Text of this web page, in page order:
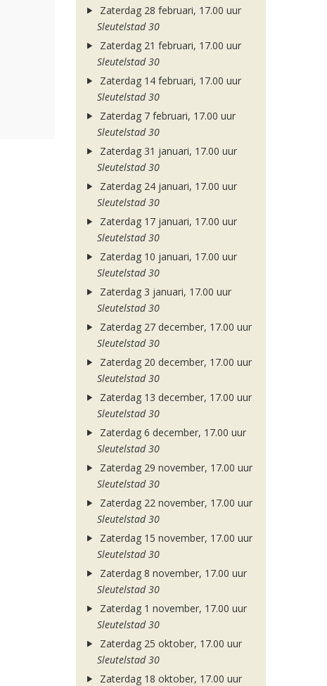
Zaterdag 28 februari, 17.00 uur
Sleutelstad 30
Zaterdag 21 februari, 17.00 uur
Sleutelstad 30
Zaterdag 14 februari, 17.00 uur
Sleutelstad 30
Zaterdag 7 februari, 17.00 uur
Sleutelstad 30
Zaterdag 31 januari, 17.00 uur
Sleutelstad 30
Zaterdag 24 januari, 17.00 uur
Sleutelstad 30
Zaterdag 17 januari, 17.00 uur
Sleutelstad 30
Zaterdag 10 januari, 17.00 uur
Sleutelstad 30
Zaterdag 3 januari, 17.00 uur
Sleutelstad 30
Zaterdag 27 december, 17.00 uur
Sleutelstad 30
Zaterdag 20 december, 17.00 uur
Sleutelstad 30
Zaterdag 13 december, 17.00 uur
Sleutelstad 30
Zaterdag 6 december, 17.00 uur
Sleutelstad 30
Zaterdag 29 november, 17.00 uur
Sleutelstad 30
Zaterdag 22 november, 17.00 uur
Sleutelstad 30
Zaterdag 15 november, 17.00 uur
Sleutelstad 30
Zaterdag 8 november, 17.00 uur
Sleutelstad 30
Zaterdag 1 november, 17.00 uur
Sleutelstad 30
Zaterdag 25 oktober, 17.00 uur
Sleutelstad 30
Zaterdag 18 oktober, 17.00 uur